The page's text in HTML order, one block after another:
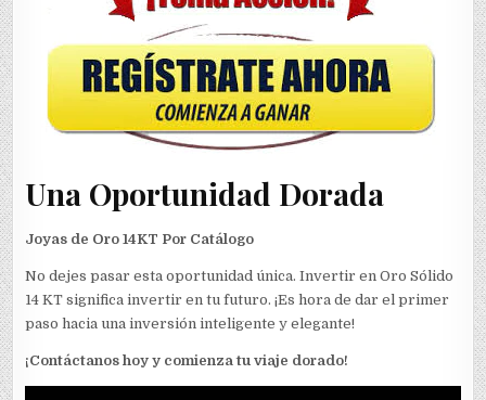
Una Oportunidad Dorada
Joyas de Oro 14KT Por Catálogo
No dejes pasar esta oportunidad única. Invertir en Oro Sólido
14 KT significa invertir en tu futuro. ¡Es hora de dar el primer
paso hacia una inversión inteligente y elegante!
¡Contáctanos hoy y comienza tu viaje dorado!